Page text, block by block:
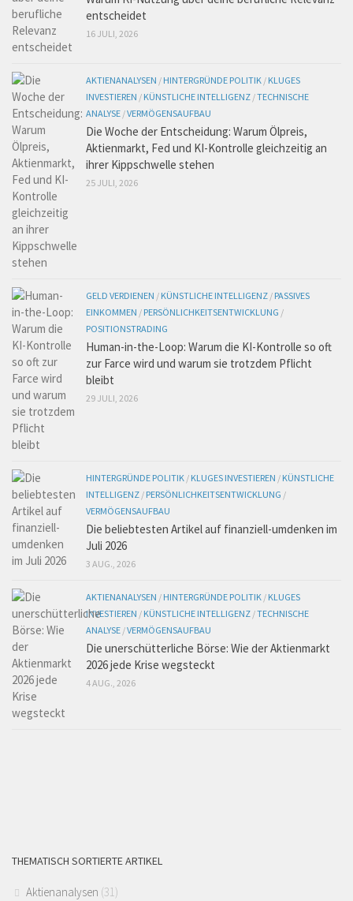
entscheidet
16 JULI, 2026
AKTIENANALYSEN / HINTERGRÜNDE POLITIK / KLUGES
INVESTIEREN / KÜNSTLICHE INTELLIGENZ /TECHNISCHE
ANALYSE /VERMÖGENSAUFBAU
Die Woche der Entscheidung: Warum Ölpreis,
Aktienmarkt, Fed und KI-Kontrolle gleichzeitig an
ihrer Kippschwelle stehen
25 JULI, 2026
GELD VERDIENEN / KÜNSTLICHE INTELLIGENZ / PASSIVES
EINKOMMEN / PERSÖNLICHKEITSENTWICKLUNG /
POSITIONSTRADING
Human-in-the-Loop: Warum die KI-Kontrolle so oft
zur Farce wird und warum sie trotzdem Pflicht
bleibt
29 JULI, 2026
HINTERGRÜNDE POLITIK / KLUGES INVESTIEREN / KÜNSTLICHE
INTELLIGENZ / PERSÖNLICHKEITSENTWICKLUNG /
VERMÖGENSAUFBAU
Die beliebtesten Artikel auf finanziell-umdenken im
Juli 2026
3 AUG., 2026
AKTIENANALYSEN / HINTERGRÜNDE POLITIK / KLUGES
INVESTIEREN / KÜNSTLICHE INTELLIGENZ /TECHNISCHE
ANALYSE /VERMÖGENSAUFBAU
Die unerschütterliche Börse: Wie der Aktienmarkt
2026 jede Krise wegsteckt
4 AUG., 2026
THEMATISCH SORTIERTE ARTIKEL
Aktienanalysen (31)